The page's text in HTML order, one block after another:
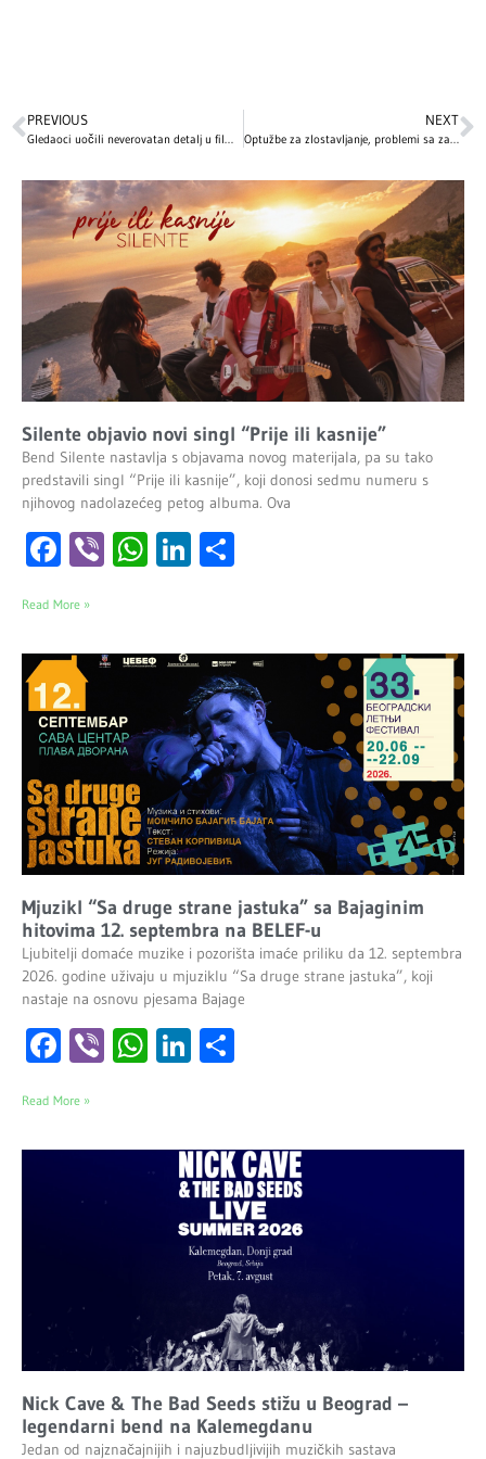
PREVIOUS NEXT
Silente objavio novi singl “Prije ili kasnije”
Bend Silente nastavlja s objavama novog materijala, pa su tako
predstavili singl “Prije ili kasnije”, koji donosi sedmu numeru s
njihovog nadolazećeg petog albuma. Ova
Facebook
ViberWhatsApp
LinkedIn
Read More »
Mjuzikl “Sa druge strane jastuka” sa Bajaginim
hitovima 12. septembra na BELEF-u
Ljubitelji domaće muzike i pozorišta imaće priliku da 12. septembra
2026. godine uživaju u mjuziklu “Sa druge strane jastuka”, koji
nastaje na osnovu pjesama Bajage
Facebook
ViberWhatsApp
LinkedIn
Read More »
Nick Cave & The Bad Seeds stižu u Beograd –
legendarni bend na Kalemegdanu
Jedan od najznačajnijih i najuzbudljivijih muzičkih sastava